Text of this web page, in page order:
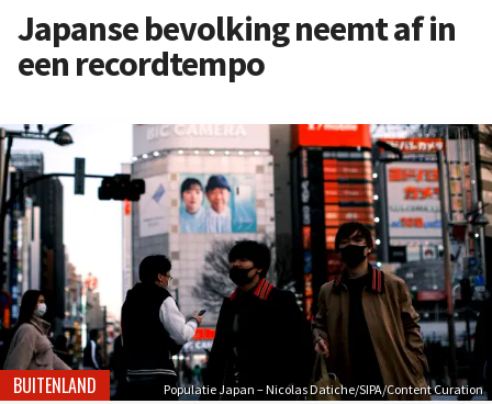
Japanse bevolking neemt af in
een recordtempo
Populatie Japan – Nicolas Datiche/SIPA/Content Curation
BUITENLAND